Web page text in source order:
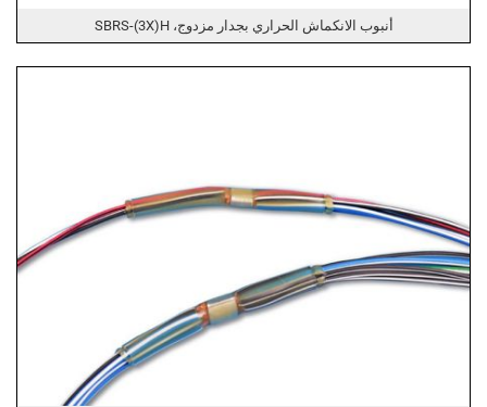
أنبوب الانكماش الحراري بجدار مزدوج، SBRS-(3X)H